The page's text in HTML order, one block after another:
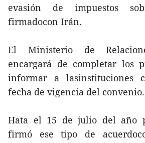
evasión de impuestos
firmadocon Irán.
El Ministerio de
encargará de completar los
informar a lasinstituciones
fecha de vigencia del convenio.
Hata el 15 de julio del año
firmó ese tipo de